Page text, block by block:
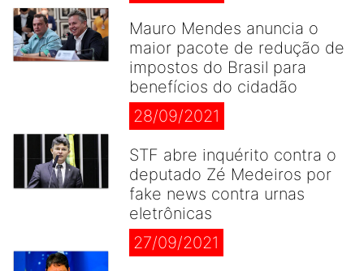
Mauro Mendes anuncia o
maior pacote de redução de
impostos do Brasil para
benefícios do cidadão
28/09/2021
STF abre inquérito contra o
deputado Zé Medeiros por
fake news contra urnas
eletrônicas
27/09/2021